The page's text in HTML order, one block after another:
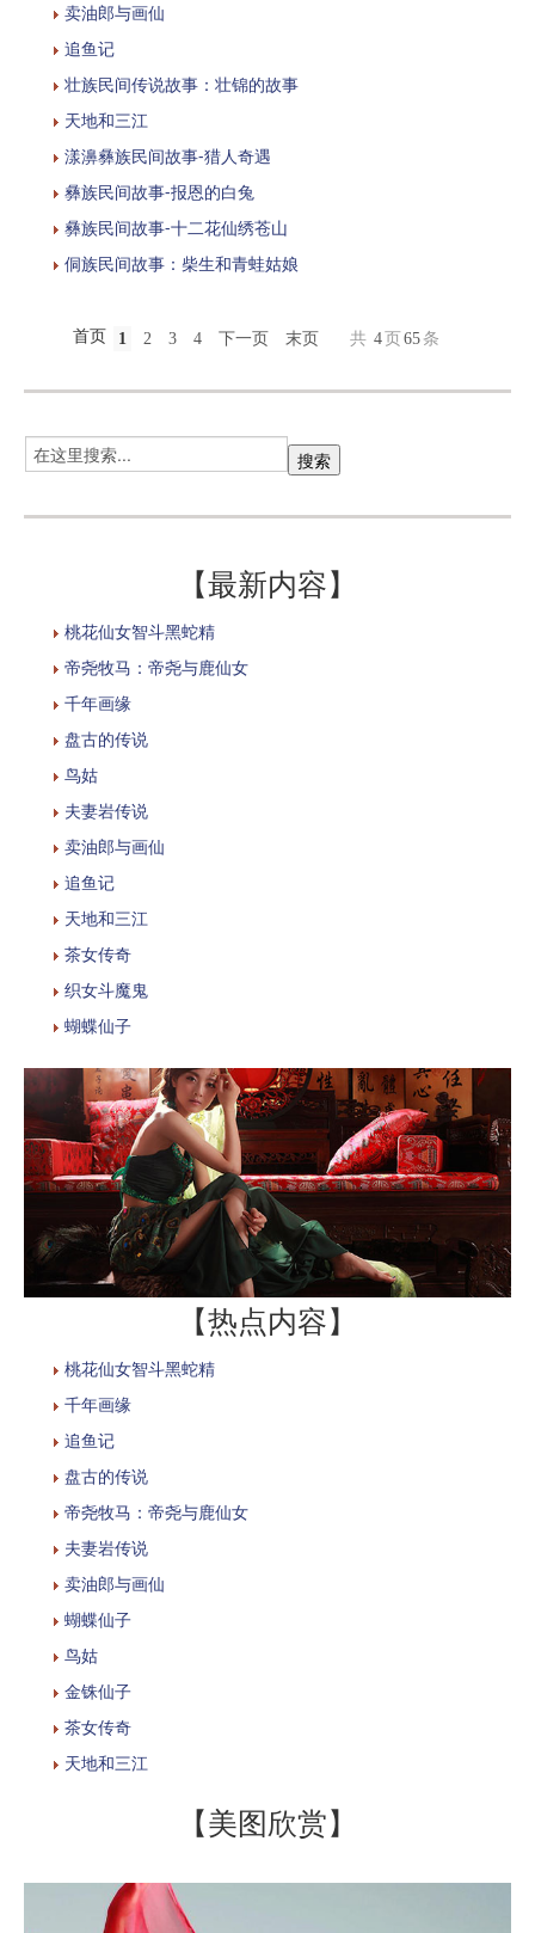
卖油郎与画仙
追鱼记
壮族民间传说故事：壮锦的故事
天地和三江
漾濞彝族民间故事-猎人奇遇
彝族民间故事-报恩的白兔
彝族民间故事-十二花仙绣苍山
侗族民间故事：柴生和青蛙姑娘
首页 1 2 3 4 下一页 末页 共 4 页 65 条
【最新内容】
桃花仙女智斗黑蛇精
帝尧牧马：帝尧与鹿仙女
千年画缘
盘古的传说
鸟姑
夫妻岩传说
卖油郎与画仙
追鱼记
天地和三江
茶女传奇
织女斗魔鬼
蝴蝶仙子
【热点内容】
桃花仙女智斗黑蛇精
千年画缘
追鱼记
盘古的传说
帝尧牧马：帝尧与鹿仙女
夫妻岩传说
卖油郎与画仙
蝴蝶仙子
鸟姑
金铢仙子
茶女传奇
天地和三江
【美图欣赏】